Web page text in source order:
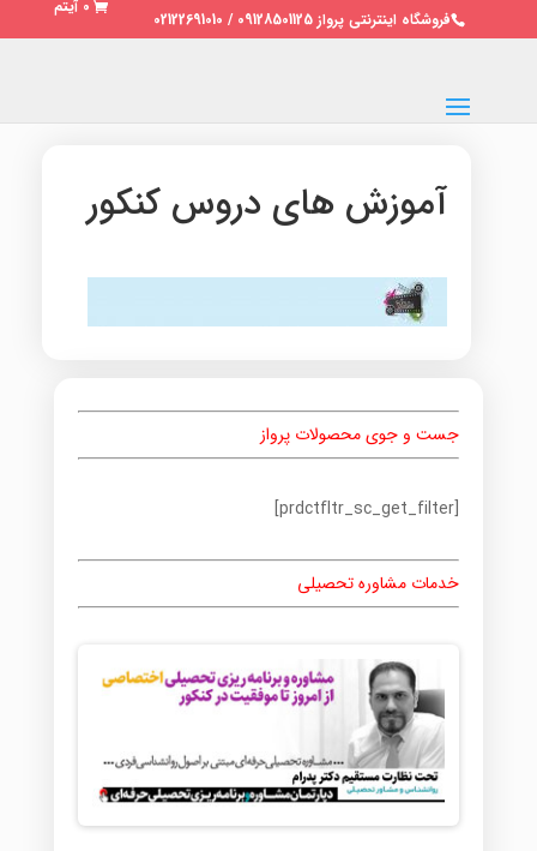
فروشگاه اینترنتی پرواز 09128501125 / 02122691010
0 آیتم
آموزش های دروس کنکور
جست و جوی محصولات پرواز
[prdctfltr_sc_get_filter]
خدمات مشاوره تحصیلی